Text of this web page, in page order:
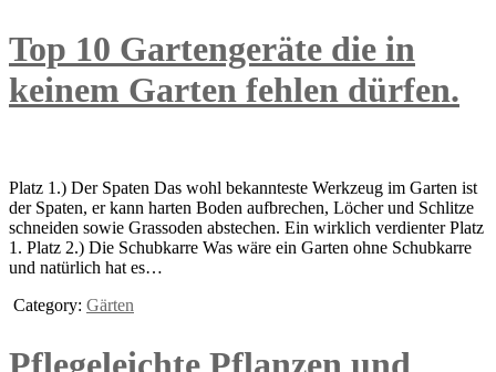
Top 10 Gartengeräte die in
keinem Garten fehlen dürfen.
Platz 1.) Der Spaten Das wohl bekannteste Werkzeug im Garten ist
der Spaten, er kann harten Boden aufbrechen, Löcher und Schlitze
schneiden sowie Grassoden abstechen. Ein wirklich verdienter Platz
1. Platz 2.) Die Schubkarre Was wäre ein Garten ohne Schubkarre
und natürlich hat es…
Category: Gärten